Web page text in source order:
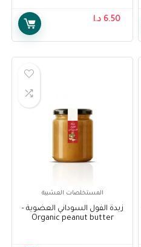
6.50 د.ا
المستخلصات العشبية
زبدة الفول السوداني العضوية –
Organic peanut butter